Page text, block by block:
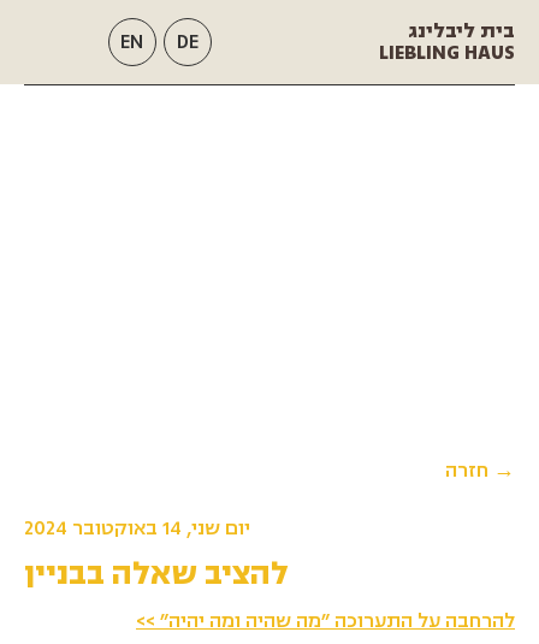
בית ליבלינג
LIEBLING HAUS
EN DE
→ חזרה
להציב שאלה בבניין
להרחבה על התערוכה ״מה שהיה ומה יהיה״ >>
יום שני, 14 באוקטובר 2024